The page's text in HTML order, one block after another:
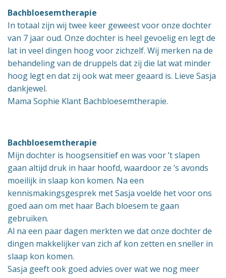
Bachbloesemtherapie
In totaal zijn wij twee keer geweest voor onze dochter
van 7 jaar oud. Onze dochter is heel gevoelig en legt de
lat in veel dingen hoog voor zichzelf. Wij merken na de
behandeling van de druppels dat zij die lat wat minder
hoog legt en dat zij ook wat meer geaard is. Lieve Sasja
dankjewel.
Mama Sophie Klant Bachbloesemtherapie.
Bachbloesemtherapie
Mijn dochter is hoogsensitief en was voor ’t slapen
gaan altijd druk in haar hoofd, waardoor ze ’s avonds
moeilijk in slaap kon komen. Na een
kennismakingsgesprek met Sasja voelde het voor ons
goed aan om met haar Bach bloesem te gaan
gebruiken.
Al na een paar dagen merkten we dat onze dochter de
dingen makkelijker van zich af kon zetten en sneller in
slaap kon komen.
Sasja geeft ook goed advies over wat we nog meer